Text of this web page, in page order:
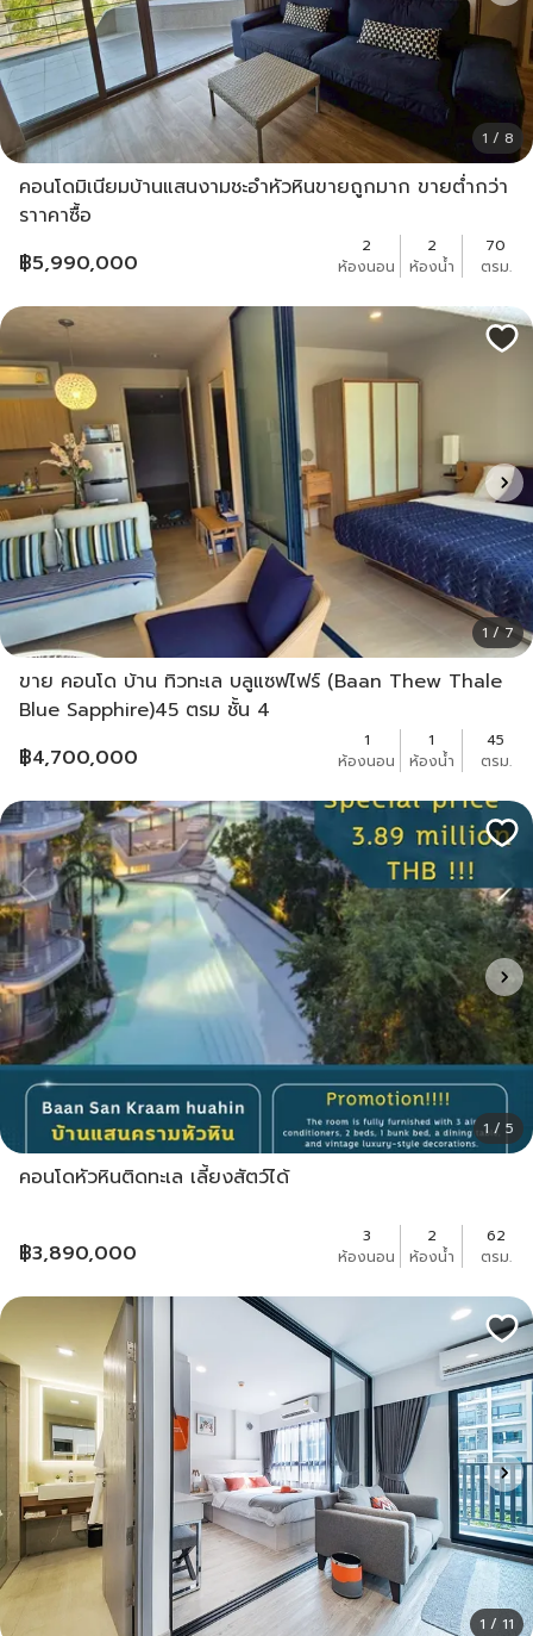
1 / 8
คอนโดมิเนียมบ้านแสนงามชะอำหัวหินขายถูกมาก ขายต่ำกว่า
ราาคาซื้อ
฿5,990,000
2
ห้องนอน
2
ห้องน้ำ
70
ตรม.
1 / 7
ขาย คอนโด บ้าน ทิวทะเล บลูแซฟไฟร์ (Baan Thew Thale
Blue Sapphire)45 ตรม ชั้น 4
฿4,700,000
1
ห้องนอน
1
ห้องน้ำ
45
ตรม.
1 / 5
คอนโดหัวหินติดทะเล เลี้ยงสัตว์ได้
฿3,890,000
3
ห้องนอน
2
ห้องน้ำ
62
ตรม.
1 / 11